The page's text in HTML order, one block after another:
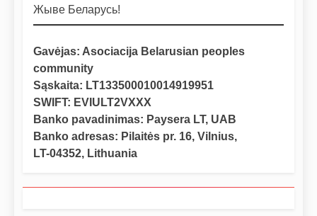
Жыве Беларусь!
Gavėjas: Asociacija Belarusian peoples
community
Sąskaita: LT133500010014919951
SWIFT: EVIULT2VXXX
Banko pavadinimas: Paysera LT, UAB
Banko adresas: Pilaitės pr. 16, Vilnius,
LT-04352, Lithuania